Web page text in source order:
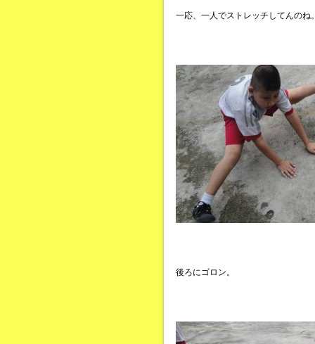
一応、一人でストレッチしてんのね
後ろにゴロン。